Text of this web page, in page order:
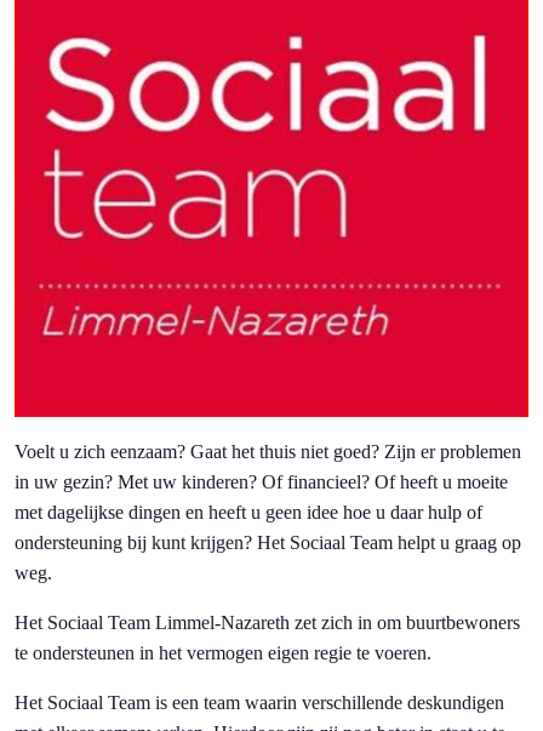
Voelt u zich eenzaam? Gaat het thuis niet goed? Zijn er problemen
in uw gezin? Met uw kinderen? Of financieel? Of heeft u moeite
met dagelijkse dingen en heeft u geen idee hoe u daar hulp of
ondersteuning bij kunt krijgen? Het Sociaal Team helpt u graag op
weg.
Het Sociaal Team Limmel-Nazareth zet zich in om buurtbewoners
te ondersteunen in het vermogen eigen regie te voeren.
Het Sociaal Team is een team waarin verschillende deskundigen